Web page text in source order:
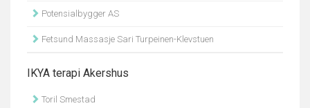
Potensialbygger AS
Fetsund Massasje Sari Turpeinen-Klevstuen
IKYA terapi Akershus
Toril Smestad